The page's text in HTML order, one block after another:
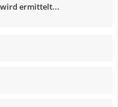
ermittelt...